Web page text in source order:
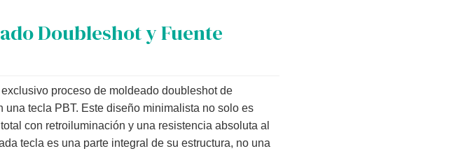
Doubleshot y Fuente
proceso de moldeado doubleshot de
tecla PBT. Este diseño minimalista no solo es
con retroiluminación y una resistencia absoluta al
tecla es una parte integral de su estructura, no una